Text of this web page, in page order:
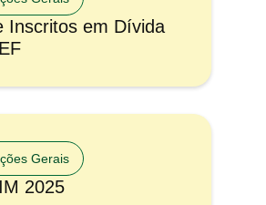
Inscritos em Dívida
Gerais
2025